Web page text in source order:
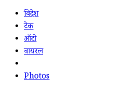
विदेश
टेक
ऑटो
वायरल
Photos